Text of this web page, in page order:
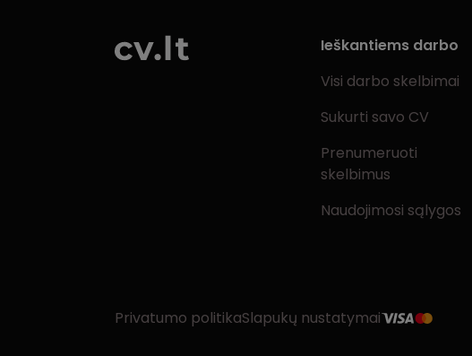
Ieškantiems darbo
Visi darbo skelbimai
Sukurti savo CV
Prenumeruoti
skelbimus
Naudojimosi sąlygos
Privatumo politikaSlapukų nustatymai